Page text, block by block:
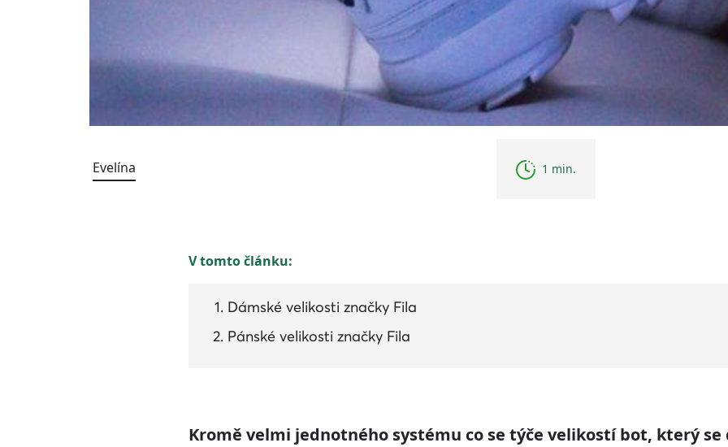
Evelína 1 min.
V tomto článku:
Dámské velikosti značky Fila
Pánské velikosti značky Fila
Kromě velmi jednotného systému co se týče velikostí bot, který